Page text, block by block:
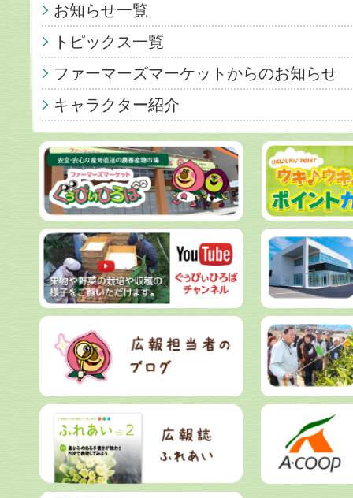
お知らせ一覧
トピックス一覧
ファーマーズマーケットからのお知らせ
キャラクター紹介